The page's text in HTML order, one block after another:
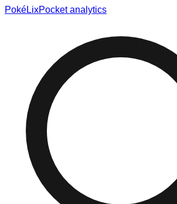
PokéLixPocket analytics